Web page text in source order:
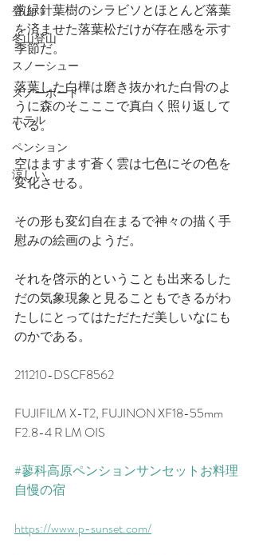
登山
冬山登山
スノーシュー
スノーボード
ホテル
ペンション
涼しい
常緑針葉樹のシラビソとほとんど落葉
を済ませた落葉松だけが存在感を示す
季節だ。
落葉した白樺は磨き抜かれた白骨のよ
うに森のそこここで真白く照り返して
いる。
空はますます蒼く雲は七色にその色を
変化させる。
その形も変幻自在まるで神々の描く手
慰みの絵画のようだ。
それを啓示的ということも出来るした
だの気象現象と見ることもできるがわ
たしにとってはただただ美しいなにも
のかである。
211210-DSCF8562
FUJIFILM X-T2, FUJINON XF18-55mm
F2.8-4 R LM OIS
#蓼科高原ペンションサンセットお料理
自慢の宿
https://www.p-sunset.com/